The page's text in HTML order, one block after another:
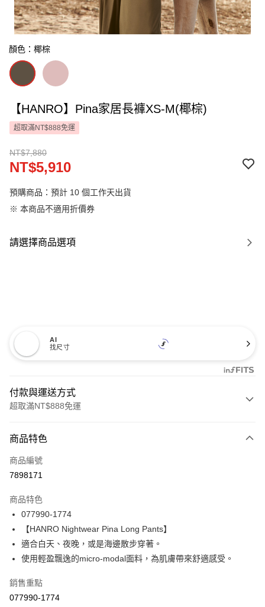
顏色：椰棕
【HANRO】Pina家居長褲XS-M(椰棕)
超取滿NT$888免運
NT$7,880
NT$5,910
預購商品：預計 10 個工作天出貨
※ 本商品不適用折價券
請選擇商品選項
AI
找尺寸
付款與運送方式
超取滿NT$888免運
信用卡一次付款
信用卡分期付款
合作金庫商業銀行
華南商業銀行
上海商業儲蓄銀行
台北富邦商業銀行
國泰世華商業銀行
兆豐國際商業銀行
臺灣中小企業銀行
台中商業銀行
聯邦商業銀行
Apple Pay
悠遊付
ATM付款
商品特色
商品編號
7898171
商品特色
077990-1774
【HANRO Nightwear Pina Long Pants】
適合白天、夜晚，或是海邊散步穿著。
使用輕盈飄逸的micro-modal面料，為肌膚帶來舒適感受。
銷售重點
077990-1774